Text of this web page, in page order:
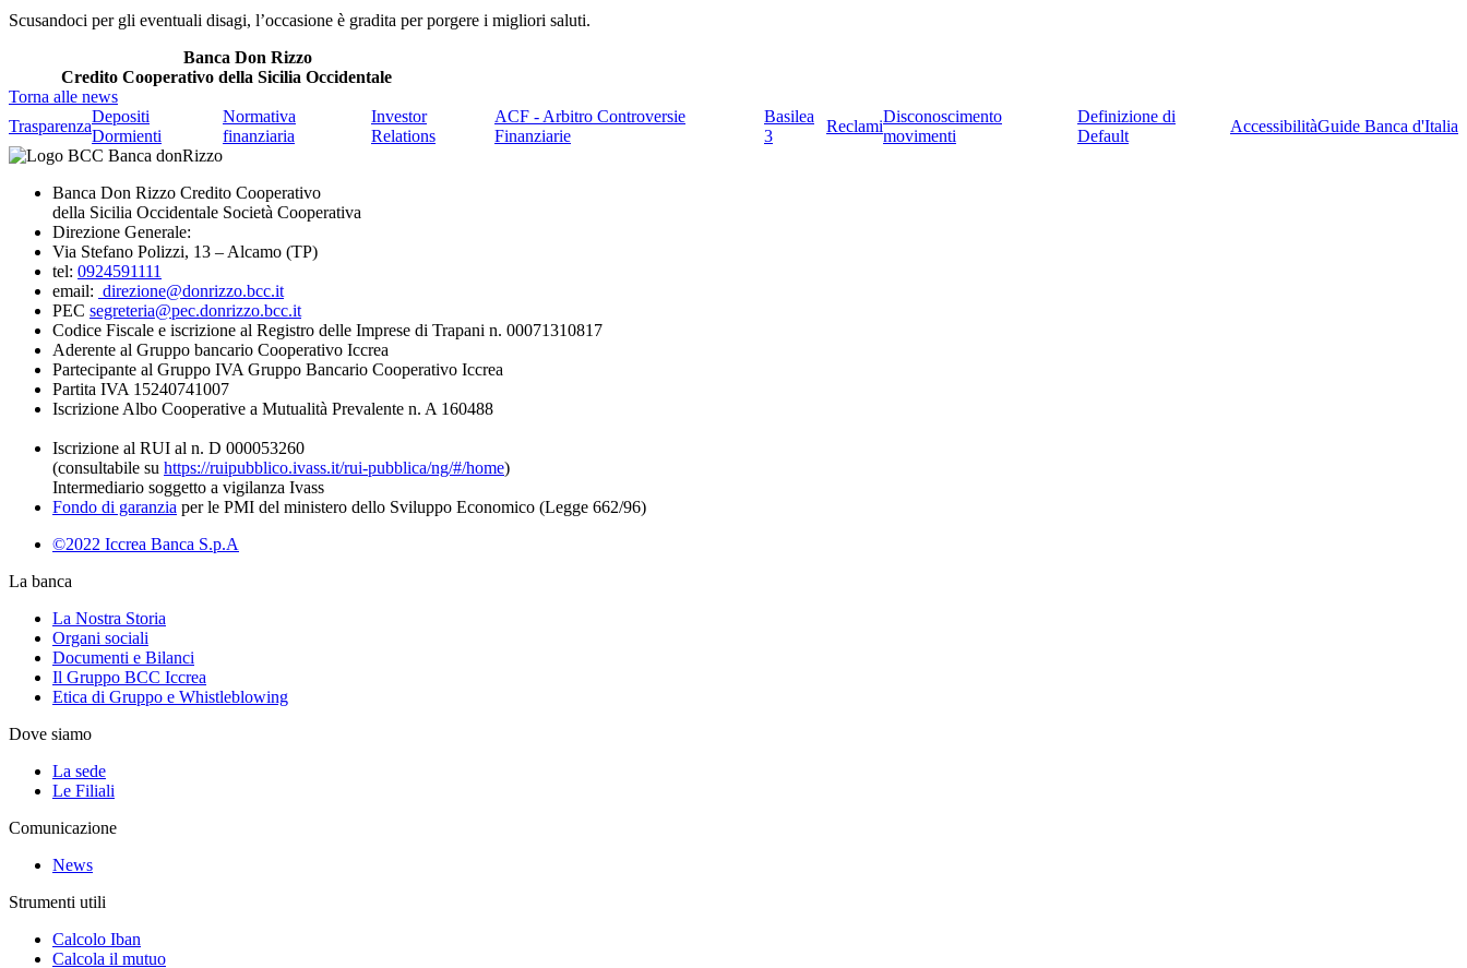
Scusandoci per gli eventuali disagi, l’occasione è gradita per porgere i migliori saluti.
Banca Don Rizzo
Credito Cooperativo della Sicilia Occidentale
Torna alle news
Trasparenza
Depositi
Dormienti
Normativa
finanziaria
Investor
Relations
ACF - Arbitro Controversie
Finanziarie
Basilea
3
Reclami
Disconoscimento
movimenti
Definizione di
Default
AccessibilitàGuide Banca d'Italia
Banca Don Rizzo Credito Cooperativo
della Sicilia Occidentale Società Cooperativa
Direzione Generale:
Via Stefano Polizzi, 13 – Alcamo (TP)
tel: 0924591111
email: direzione@donrizzo.bcc.it
PEC segreteria@pec.donrizzo.bcc.it
Codice Fiscale e iscrizione al Registro delle Imprese di Trapani n. 00071310817
Aderente al Gruppo bancario Cooperativo Iccrea
Partecipante al Gruppo IVA Gruppo Bancario Cooperativo Iccrea
Partita IVA 15240741007
Iscrizione Albo Cooperative a Mutualità Prevalente n. A 160488
Iscrizione al RUI al n. D 000053260
(consultabile su https://ruipubblico.ivass.it/rui-pubblica/ng/#/home)
Intermediario soggetto a vigilanza Ivass
Fondo di garanzia per le PMI del ministero dello Sviluppo Economico (Legge 662/96)
©2022 Iccrea Banca S.p.A
La banca
La Nostra Storia
Organi sociali
Documenti e Bilanci
Il Gruppo BCC Iccrea
Etica di Gruppo e Whistleblowing
Dove siamo
La sede
Le Filiali
Comunicazione
News
Strumenti utili
Calcolo Iban
Calcola il mutuo